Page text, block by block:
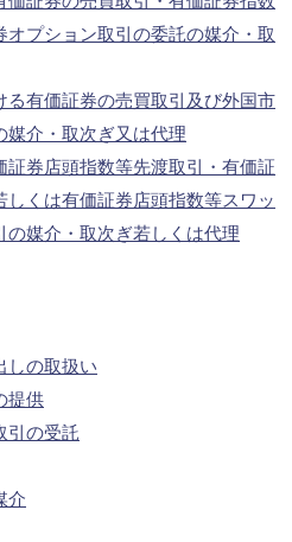
プション取引の委託の媒介・取
る有価証券の売買取引及び外国市
介・取次ぎ又は代理
券店頭指数等先渡取引・有価証
くは有価証券店頭指数等スワッ
の媒介・取次ぎ若しくは代理
しの取扱い
提供
引の受託
介